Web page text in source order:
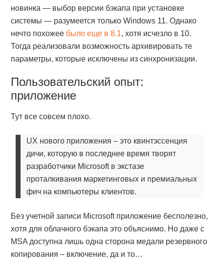
новинка — выбор версии бэкапа при установке
системы — разумеется только Windows 11. Однако
нечто похожее было еще в 8.1, хотя исчезло в 10.
Тогда реализовали возможность архивировать те
параметры, которые исключены из синхронизации.
Пользовательский опыт:
приложение
Тут все совсем плохо.
UX нового приложения – это квинтэссенция
дичи, которую в последнее время творят
разработчики Microsoft в экстазе
проталкивания маркетинговых и премиальных
фич на компьютеры клиентов.
Без учетной записи Microsoft приложение бесполезно,
хотя для облачного бэкапа это объяснимо. Но даже с
MSA доступна лишь одна сторона медали резервного
копирования – включение, да и то…